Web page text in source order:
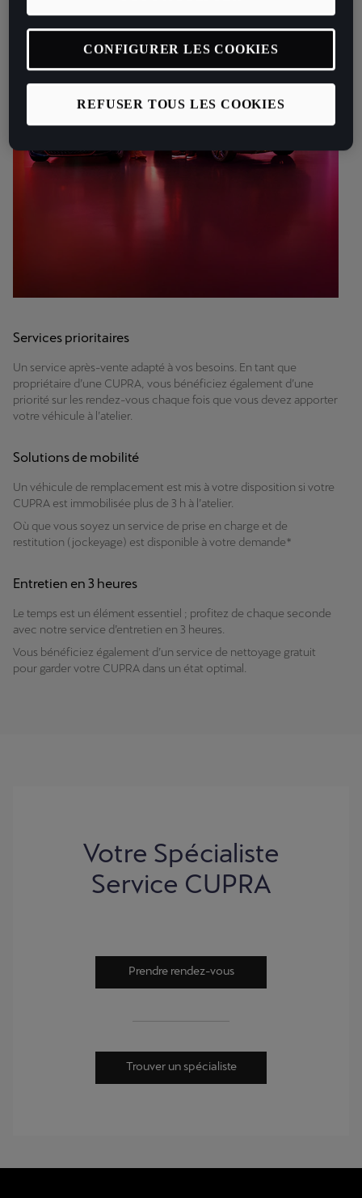
Services prioritaires
Un service après-vente adapté à vos besoins. En tant que
propriétaire d’une CUPRA, vous bénéficiez également d’une
priorité sur les rendez-vous chaque fois que vous devez apporter
votre véhicule à l’atelier.
Solutions de mobilité
Un véhicule de remplacement est mis à votre disposition si votre
CUPRA est immobilisée plus de 3 h à l’atelier.
Où que vous soyez un service de prise en charge et de
restitution (jockeyage) est disponible à votre demande*
Entretien en 3 heures
Le temps est un élément essentiel ; profitez de chaque seconde
avec notre service d’entretien en 3 heures.
Vous bénéficiez également d’un service de nettoyage gratuit
pour garder votre CUPRA dans un état optimal.
Votre Spécialiste
Service CUPRA
Prendre rendez-vous
Trouver un spécialiste
REFUSER TOUS LES COOKIES
CONFIGURER LES COOKIES